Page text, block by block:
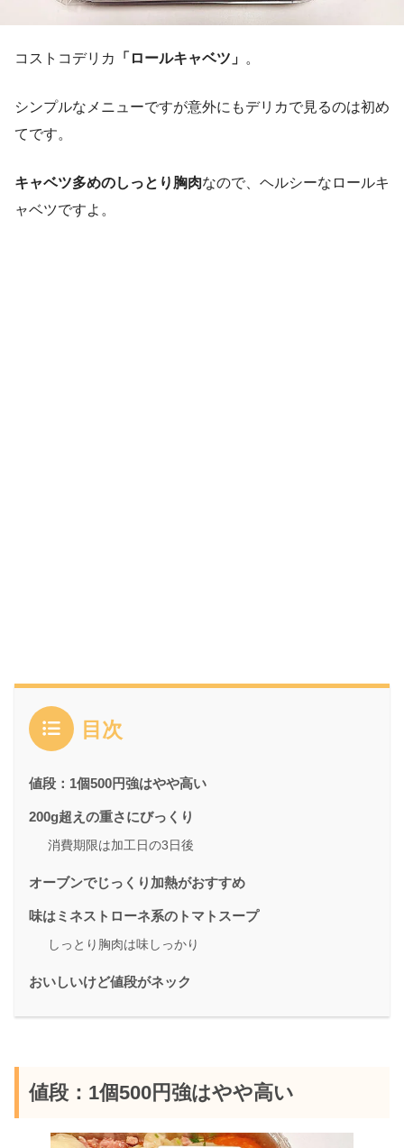
コストコデリカ 「ロールキャベツ」 。
シンプルなメニューですが意外にもデリカで見るのは初め
てです。
キャベツ多めのしっとり胸肉なので、ヘルシーなロールキ
ャベツですよ。
目次
値段：1個500円強はやや高い
200g超えの重さにびっくり
消費期限は加工日の3日後
オーブンでじっくり加熱がおすすめ
味はミネストローネ系のトマトスープ
しっとり胸肉は味しっかり
おいしいけど値段がネック
値段：1個500円強はやや高い